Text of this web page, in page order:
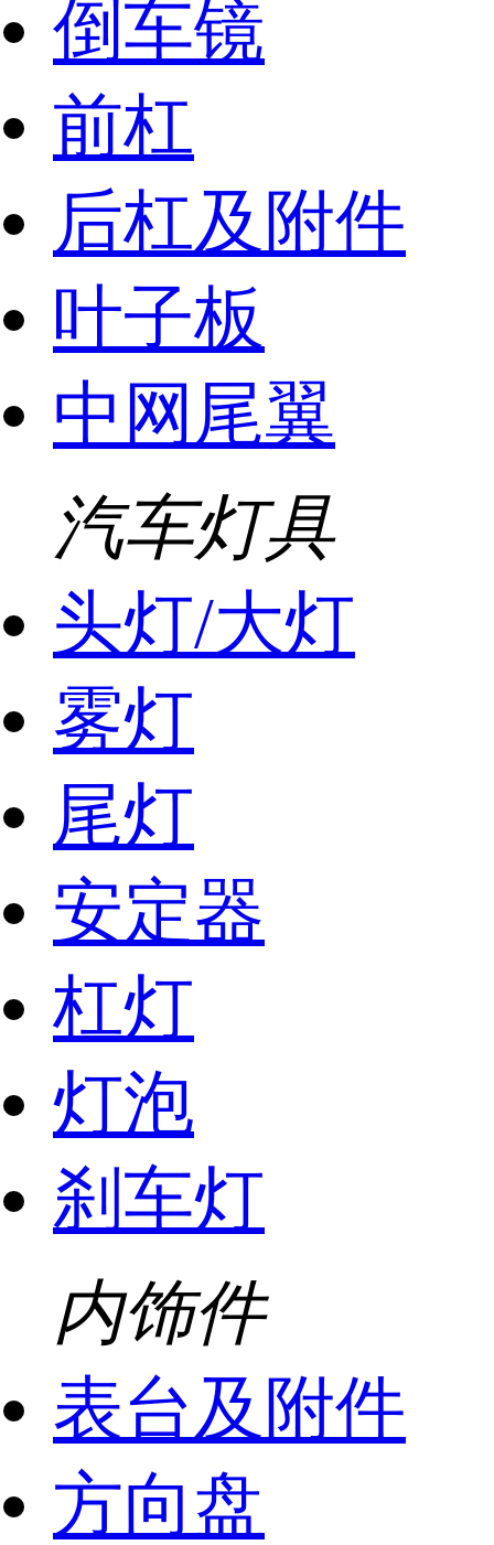
倒车镜
前杠
后杠及附件
叶子板
中网尾翼
汽车灯具
头灯/大灯
雾灯
尾灯
安定器
杠灯
灯泡
刹车灯
内饰件
表台及附件
方向盘